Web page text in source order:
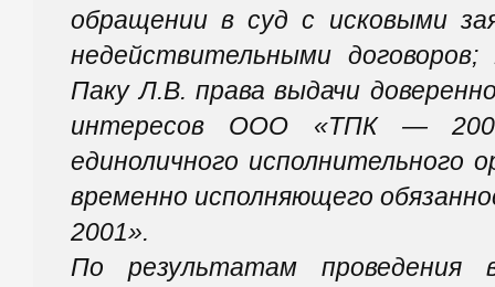
обращении в суд с исковыми
недействительными
Паку Л.В. права выдачи
интересов ООО «ТПК —
единоличного исполнительного
временно исполняющего
2001».
По результатам проведения